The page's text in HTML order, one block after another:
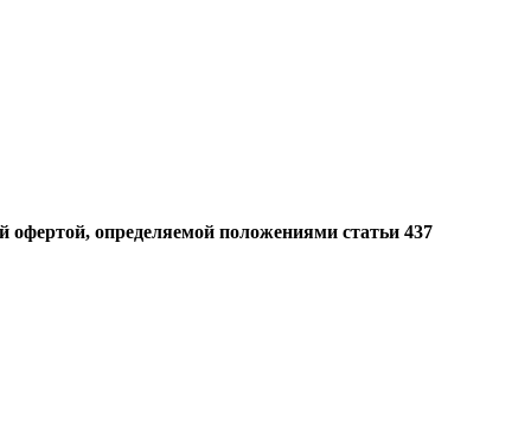
определяемой положениями статьи 437